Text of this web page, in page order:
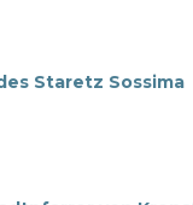
Staretz Sossima